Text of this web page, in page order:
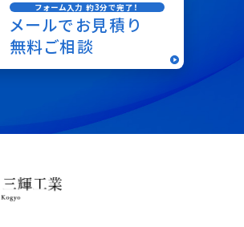
フォーム入力 約3分で完了！
メールでお見積り
無料ご相談